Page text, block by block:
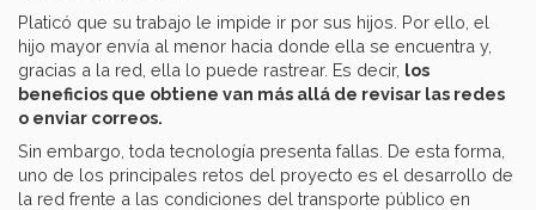
Platicó que su trabajo le impide ir por sus hijos. Por ello, el
hijo mayor envía al menor hacia donde ella se encuentra y,
gracias a la red, ella lo puede rastrear. Es decir, los
beneficios que obtiene van más allá de revisar las redes
o enviar correos.
Sin embargo, toda tecnología presenta fallas. De esta forma,
uno de los principales retos del proyecto es el desarrollo de
la red frente a las condiciones del transporte público en